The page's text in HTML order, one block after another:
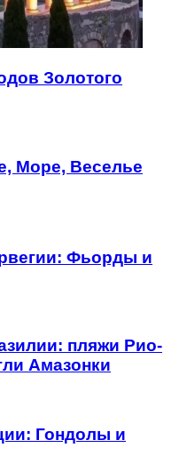
Золотого
Море, Веселье
Фьорды и
пляжи Рио-
Амазонки
Гондолы и